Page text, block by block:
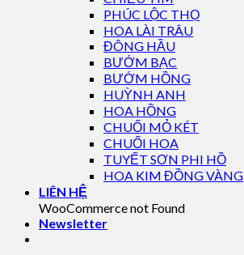
PHÚC LỘC THỌ
HOA LÀI TRÂU
ĐÔNG HẦU
BƯỚM BẠC
BƯỚM HỒNG
HUỲNH ANH
HOA HỒNG
CHUỐI MỎ KÉT
CHUỐI HOA
TUYẾT SƠN PHI HỒ
HOA KIM ĐỒNG VÀNG
LIÊN HỆ
WooCommerce not Found
Newsletter